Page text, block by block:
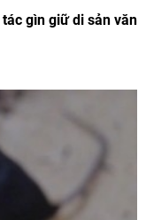
gìn giữ di sản văn